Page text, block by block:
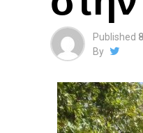
Published
By